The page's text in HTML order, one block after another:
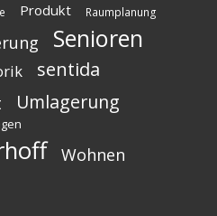
Produkt Raumplanung
Senioren
sentida
Umlagerung
Wohnen